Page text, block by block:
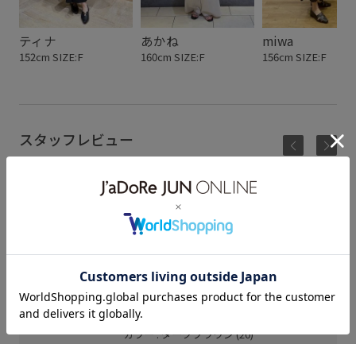
ティナ
152cm SIZE:F
あかね
160cm SIZE:F
miwa
156cm SIZE:F
スタッフレビュー
金具がゴールドでおしゃれ見えするナローベルト◎
コーデのポイントにもなります！
骨格： ウェーブ
パーソナルカラー： ブルべ夏
着用サイズ : F
カラー : ダークブラウン (20)